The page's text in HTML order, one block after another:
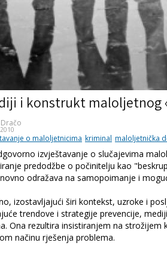
i konstrukt maloljetnog
o maloljetnicima kriminal maloljetnička
izvještavanje o slučajevima
predodžbe o počinitelju kao
odražava na samopoimanje i
izostavljajući širi kontekst, uzroke i
trendove i strategije prevencije,
Ona rezultira insistiranjem na strožijem
načinu rješenja problema.